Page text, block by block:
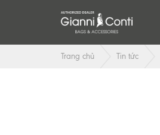
Trang chủ Tin tức